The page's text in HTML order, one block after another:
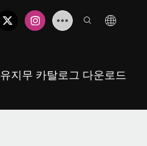
유지무 카탈로그 다운로드